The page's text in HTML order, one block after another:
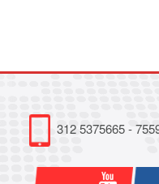
312 5375665 -